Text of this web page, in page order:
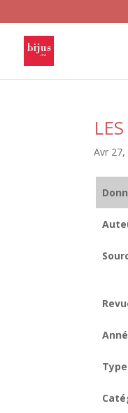
Avr